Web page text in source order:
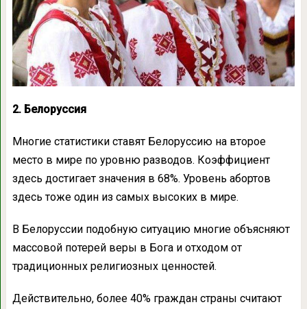
2. Белоруссия
Многие статистики ставят Белоруссию на второе
место в мире по уровню разводов. Коэффициент
здесь достигает значения в 68%. Уровень абортов
здесь тоже один из самых высоких в мире.
В Белоруссии подобную ситуацию многие объясняют
массовой потерей веры в Бога и отходом от
традиционных религиозных ценностей.
Действительно, более 40% граждан страны считают